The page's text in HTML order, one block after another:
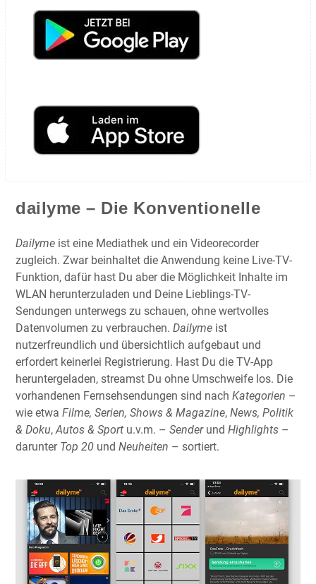
dailyme – Die Konventionelle
Dailyme ist eine Mediathek und ein Videorecorder
zugleich. Zwar beinhaltet die Anwendung keine Live-TV-
Funktion, dafür hast Du aber die Möglichkeit Inhalte im
WLAN herunterzuladen und Deine Lieblings-TV-
Sendungen unterwegs zu schauen, ohne wertvolles
Datenvolumen zu verbrauchen. Dailyme ist
nutzerfreundlich und übersichtlich aufgebaut und
erfordert keinerlei Registrierung. Hast Du die TV-App
heruntergeladen, streamst Du ohne Umschweife los. Die
vorhandenen Fernsehsendungen sind nach Kategorien –
wie etwa Filme, Serien, Shows & Magazine, News, Politik
& Doku, Autos & Sport u.v.m. – Senderund Highlights –
darunter Top 20 und Neuheiten – sortiert.